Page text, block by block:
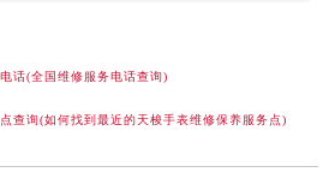
话(全国维修服务电话查询)
查询(如何找到最近的天梭手表维修保养服务点)